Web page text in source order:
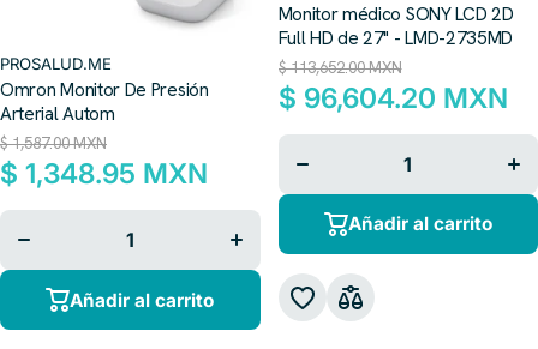
PROSALUD.ME
Omron Monitor De Presión
Arterial Autom
$ 1,587.00 MXN
$ 1,348.95 MXN
cantidad
cantidad
Añadir al carrito
Monitor médico SONY LCD 2D
Full HD de 27" - LMD-2735MD
$ 113,652.00 MXN
$ 96,604.20 MXN
cantidad
Añadir al carrito